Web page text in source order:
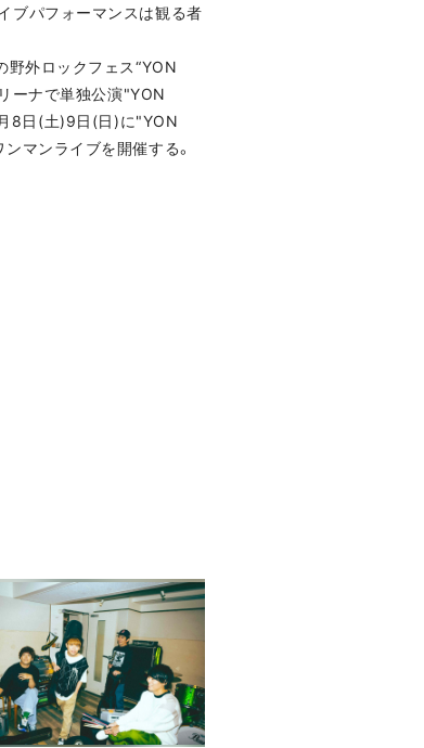
ブパフォーマンスは観る者
野外ロックフェス“YON
ーナで単独公演"YON
8日(土)9日(日)に"YON
マンライブを開催する。